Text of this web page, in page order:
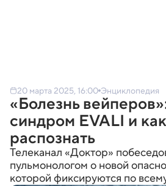
20 марта 2025, 16:00 Энциклопедия
«Болезнь
синдром EVALI и
распознать
Телеканал «Доктор»
пульмонологом о новой
которой фиксируются по